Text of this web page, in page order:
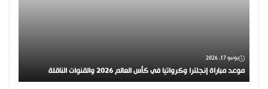
يونيو 17, 2026
موعد مباراة إنجلترا وكرواتيا في كأس العالم 2026 والقنوات الناقلة